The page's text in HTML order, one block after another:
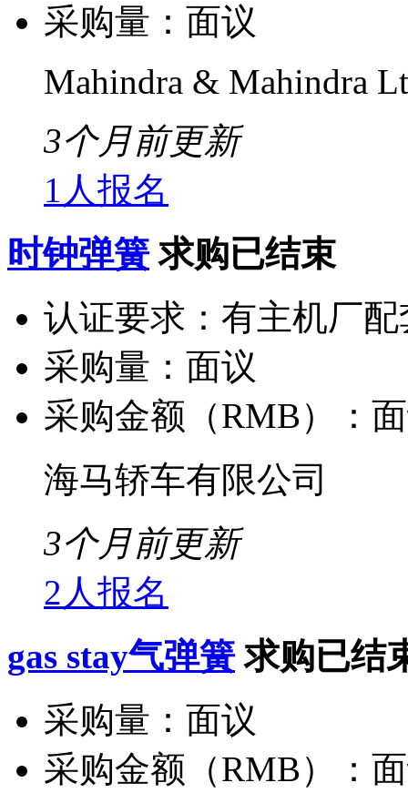
采购量： 面议
Mahindra & Mahindra
3个月前更新
1人报名
时钟弹簧 求购已结束
认证要求： 有主机厂
采购量： 面议
采购金额（RMB）：
海马轿车有限公司
3个月前更新
2人报名
gas stay气弹簧 求购已结
采购量： 面议
采购金额（RMB）：